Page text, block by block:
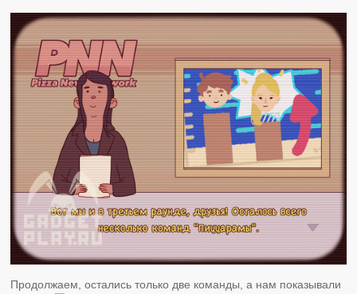
Продолжаем, остались только две команды, а нам показывали